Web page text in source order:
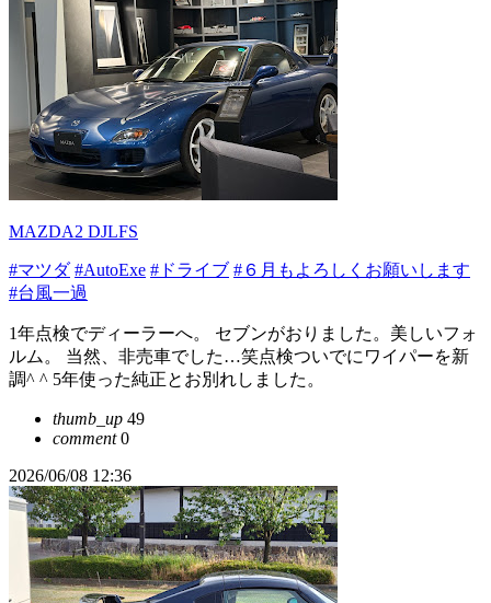
MAZDA2 DJLFS
#マツダ #AutoExe #ドライブ #６月もよろしくお願いします
#台風一過
1年点検でディーラーへ。 セブンがおりました。美しいフォ
ルム。 当然、非売車でした…笑点検ついでにワイパーを新
調^ ^ 5年使った純正とお別れしました。
thumb_up 49
comment0
2026/06/08 12:36